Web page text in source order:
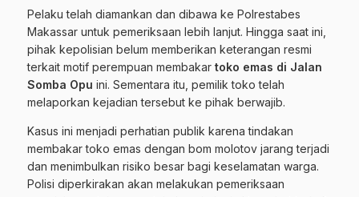
Pelaku telah diamankan dan dibawa ke Polrestabes
Makassar untuk pemeriksaan lebih lanjut. Hingga saat ini,
pihak kepolisian belum memberikan keterangan resmi
terkait motif perempuan membakar toko emas di Jalan
Somba Opu ini. Sementara itu, pemilik toko telah
melaporkan kejadian tersebut ke pihak berwajib.
Kasus ini menjadi perhatian publik karena tindakan
membakar toko emas dengan bom molotov jarang terjadi
dan menimbulkan risiko besar bagi keselamatan warga.
Polisi diperkirakan akan melakukan pemeriksaan